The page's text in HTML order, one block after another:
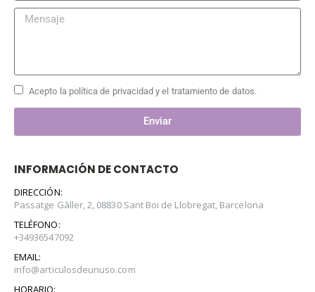
Acepto la política de privacidad y el tratamiento de datos.
Enviar
INFORMACIÓN DE CONTACTO
DIRECCIÓN:
Passatge Gàller, 2, 08830 Sant Boi de Llobregat, Barcelona
TELÉFONO:
+34936547092
EMAIL:
info@articulosdeunuso.com